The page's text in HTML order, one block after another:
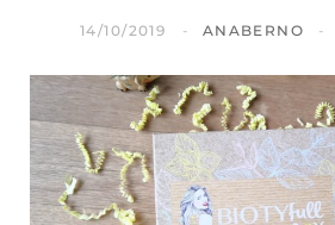
14/10/2019 ANABERNO